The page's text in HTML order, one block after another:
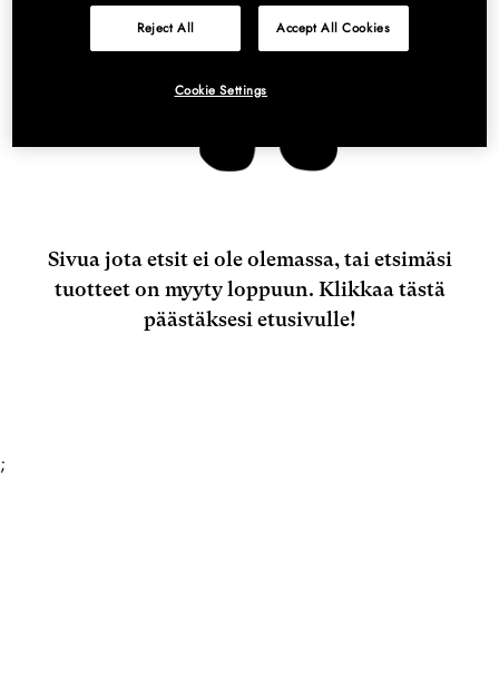
Sivua jota etsit ei ole olemassa, tai etsimäsi
tuotteet on myyty loppuun. Klikkaa tästä
päästäksesi etusivulle!
;
Reject All Accept All Cookies
Cookie Settings